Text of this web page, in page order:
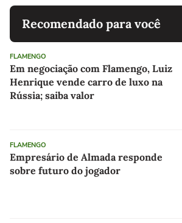
Recomendado para você
FLAMENGO
Em negociação com Flamengo, Luiz
Henrique vende carro de luxo na
Rússia; saiba valor
FLAMENGO
Empresário de Almada responde
sobre futuro do jogador